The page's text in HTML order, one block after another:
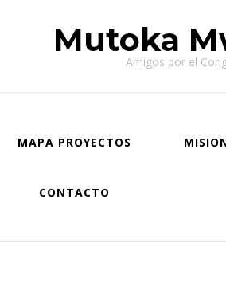
Mutoka
Amigos por el
MAPA PROYECTOS
CONTACTO